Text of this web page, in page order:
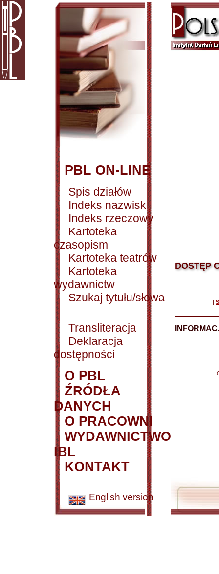
PBL ON-LINE
Spis działów
Indeks nazwisk
Indeks rzeczowy
Kartoteka
czasopism
Kartoteka teatrów
Kartoteka
wydawnictw
Szukaj tytułu/słowa
Transliteracja
Deklaracja
dostępności
O PBL
ŹRÓDŁA
DANYCH
O PRACOWNI
WYDAWNICTWO
IBL
KONTAKT
English version
DOSTĘP
|